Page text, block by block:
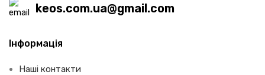
keos.com.ua@gmail.com
Інформація
Наші контакти